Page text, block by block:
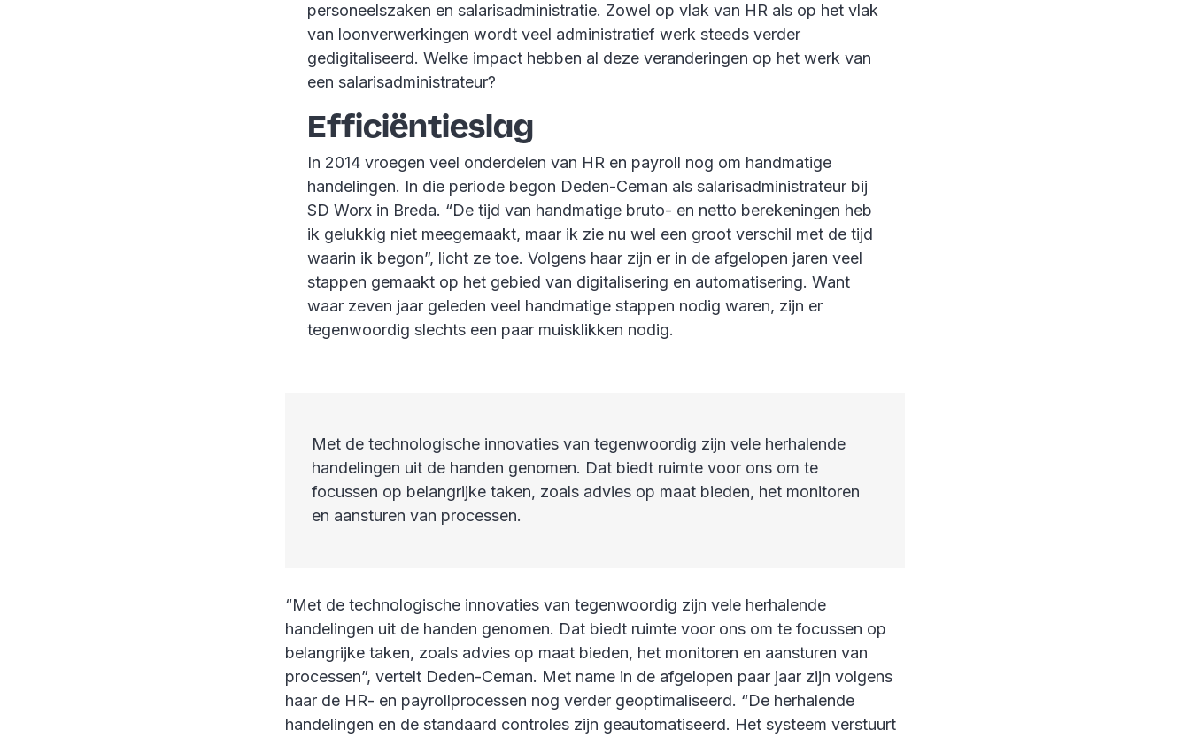
personeelszaken en salarisadministratie. Zowel op vlak van HR als op het vlak
van loonverwerkingen wordt veel administratief werk steeds verder
gedigitaliseerd. Welke impact hebben al deze veranderingen op het werk van
een salarisadministrateur?
Efficiëntieslag
In 2014 vroegen veel onderdelen van HR en payroll nog om handmatige
handelingen. In die periode begon Deden-Ceman als salarisadministrateur bij
SD Worx in Breda. “De tijd van handmatige bruto- en netto berekeningen heb
ik gelukkig niet meegemaakt, maar ik zie nu wel een groot verschil met de tijd
waarin ik begon”, licht ze toe. Volgens haar zijn er in de afgelopen jaren veel
stappen gemaakt op het gebied van digitalisering en automatisering. Want
waar zeven jaar geleden veel handmatige stappen nodig waren, zijn er
tegenwoordig slechts een paar muisklikken nodig.
Met de technologische innovaties van tegenwoordig zijn vele herhalende
handelingen uit de handen genomen. Dat biedt ruimte voor ons om te
focussen op belangrijke taken, zoals advies op maat bieden, het monitoren
en aansturen van processen.
“Met de technologische innovaties van tegenwoordig zijn vele herhalende
handelingen uit de handen genomen. Dat biedt ruimte voor ons om te focussen op
belangrijke taken, zoals advies op maat bieden, het monitoren en aansturen van
processen”, vertelt Deden-Ceman. Met name in de afgelopen paar jaar zijn volgens
haar de HR- en payrollprocessen nog verder geoptimaliseerd. “De herhalende
handelingen en de standaard controles zijn geautomatiseerd. Het systeem verstuurt